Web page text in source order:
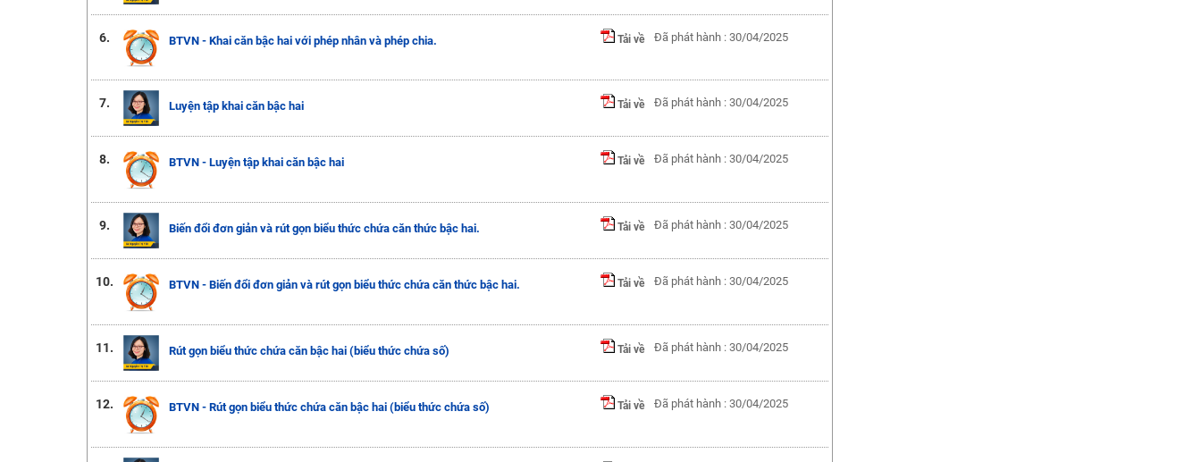
6. BTVN - Khai căn bậc hai với phép nhân và phép chia. Tải về Đã phát hành : 30/04/2025
7. Luyện tập khai căn bậc hai Tải về Đã phát hành : 30/04/2025
8. BTVN - Luyện tập khai căn bậc hai Tải về Đã phát hành : 30/04/2025
9. Biến đổi đơn giản và rút gọn biểu thức chứa căn thức bậc hai. Tải về Đã phát hành : 30/04/2025
10. BTVN - Biến đổi đơn giản và rút gọn biểu thức chứa căn thức bậc hai. Tải về Đã phát hành : 30/04/2025
11. Rút gọn biểu thức chứa căn bậc hai (biểu thức chứa số) Tải về Đã phát hành : 30/04/2025
12. BTVN - Rút gọn biểu thức chứa căn bậc hai (biểu thức chứa số) Tải về Đã phát hành : 30/04/2025